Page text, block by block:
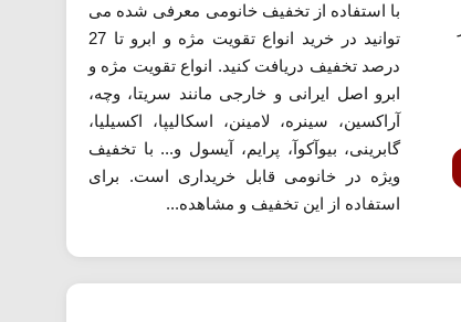
با استفاده از تخفیف خانومی معرفی شده می
توانید در خرید انواع تقویت مژه و ابرو تا 27
درصد تخفیف دریافت کنید. انواع تقویت مژه و
ابرو اصل ایرانی و خارجی مانند سریتا، وچه،
آراکسین، سینره، لامینن، اسکالیپا، اکسیلیا،
گابرینی، بیوآکوآ، پرایم، آیسول و... با تخفیف
ویژه در خانومی قابل خریداری است. برای
استفاده از این تخفیف و مشاهده...